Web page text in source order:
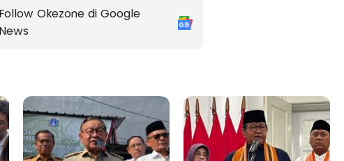
Follow Okezone di Google
News